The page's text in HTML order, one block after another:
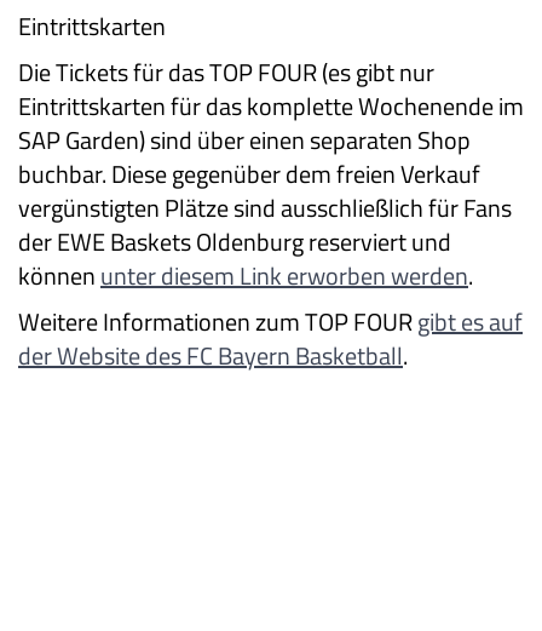
Eintrittskarten
Die Tickets für das TOP FOUR (es gibt nur
Eintrittskarten für das komplette Wochenende im
SAP Garden) sind über einen separaten Shop
buchbar. Diese gegenüber dem freien Verkauf
vergünstigten Plätze sind ausschließlich für Fans
der EWE Baskets Oldenburg reserviert und
könnenunter diesem Link erworben werden.
Weitere Informationen zum TOP FOURgibt es auf
der Website des FC Bayern Basketball.